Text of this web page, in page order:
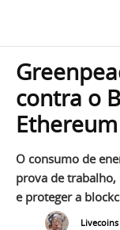
contra o
Ethereum
O consumo de
prova de trabalho,
e proteger a
Livecoins